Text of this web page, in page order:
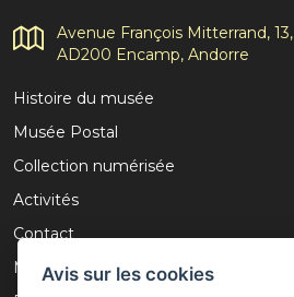
Avenue François Mitterrand, 13,
AD200 Encamp, Andorre
Histoire du musée
Musée Postal
Collection numérisée
Activités
Contact
Mention légale
Avis sur les cookies